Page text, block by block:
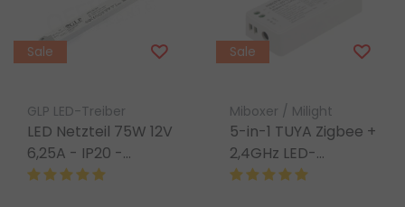
Sale
GLP LED-Treiber
LED Netzteil 75W 12V
6,25A - IP20 -
kompakt - Trafo für
Sale
Miboxer / Milight
5-in-1 TUYA Zigbee +
2,4GHz LED-
Controller für Single